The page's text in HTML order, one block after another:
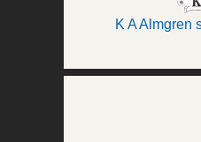
K A Almgren